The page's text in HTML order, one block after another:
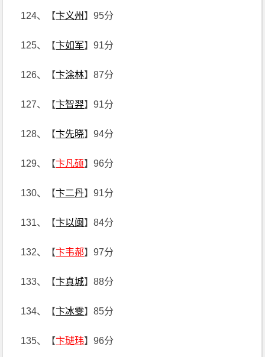
124、【卞义州 】95分
125、【卞如军】91分
126、【卞涂林】87分
127、【卞智羿】91分
128、【卞先晓】94分
129、【卞凡硕】96分
130、【卞二丹】91分
131、【卞以闽 】84分
132、【卞韦郝】97分
133、【卞真城】88分
134、【卞冰雯】85分
135、【卞琎玮】96分